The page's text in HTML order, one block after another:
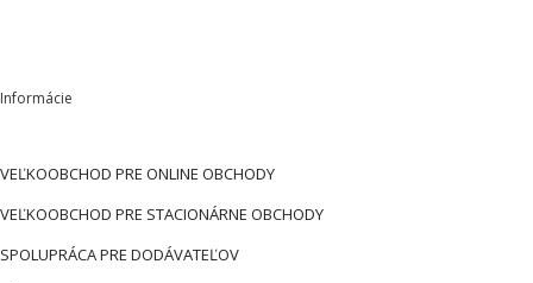
Informácie
VEĽKOOBCHOD PRE ONLINE OBCHODY
VEĽKOOBCHOD PRE STACIONÁRNE OBCHODY
SPOLUPRÁCA PRE DODÁVATEĽOV